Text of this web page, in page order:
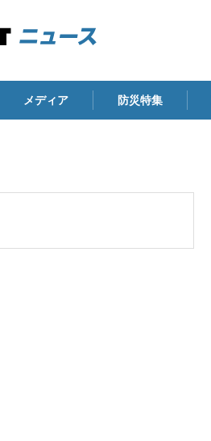
メディア 防災特集